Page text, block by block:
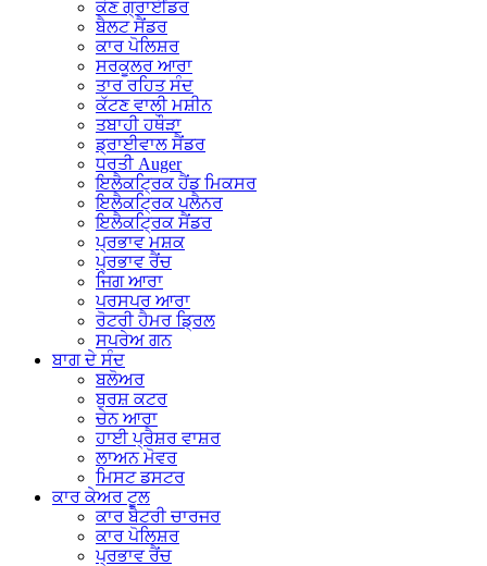
ਕੋਣ ਗ੍ਰਾਈਂਡਰ
ਬੈਲਟ ਸੈਂਡਰ
ਕਾਰ ਪੋਲਿਸ਼ਰ
ਸਰਕੂਲਰ ਆਰਾ
ਤਾਰ ਰਹਿਤ ਸੰਦ
ਕੱਟਣ ਵਾਲੀ ਮਸ਼ੀਨ
ਤਬਾਹੀ ਹਥੌੜਾ
ਡ੍ਰਾਈਵਾਲ ਸੈਂਡਰ
ਧਰਤੀ Auger
ਇਲੈਕਟ੍ਰਿਕ ਹੈਂਡ ਮਿਕਸਰ
ਇਲੈਕਟ੍ਰਿਕ ਪਲੈਨਰ
ਇਲੈਕਟ੍ਰਿਕ ਸੈਂਡਰ
ਪ੍ਰਭਾਵ ਮਸ਼ਕ
ਪ੍ਰਭਾਵ ਰੈਂਚ
ਜਿਗ ਆਰਾ
ਪਰਸਪਰ ਆਰਾ
ਰੋਟਰੀ ਹੈਮਰ ਡ੍ਰਿਲ
ਸਪਰੇਅ ਗਨ
ਬਾਗ ਦੇ ਸੰਦ
ਬਲੋਅਰ
ਬੁਰਸ਼ ਕਟਰ
ਚੇਨ ਆਰਾ
ਹਾਈ ਪ੍ਰੈਸ਼ਰ ਵਾਸ਼ਰ
ਲਾਅਨ ਮੋਵਰ
ਮਿਸਟ ਡਸਟਰ
ਕਾਰ ਕੇਅਰ ਟੂਲ
ਕਾਰ ਬੈਟਰੀ ਚਾਰਜਰ
ਕਾਰ ਪੋਲਿਸ਼ਰ
ਪ੍ਰਭਾਵ ਰੈਂਚ